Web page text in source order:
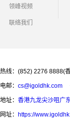
领峰视频
联络我们
热线：(852) 2276 8888(
电邮： cs@igoldhk.com
地址： 香港九龙尖沙咀广
网址： https://